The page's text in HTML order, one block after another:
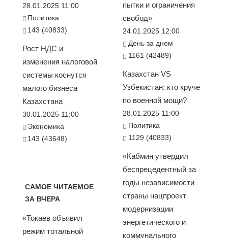
28.01.2025 11:00
Политика
143 (40833)
Рост НДС и
изменения налоговой
системы коснутся
малого бизнеса
Казахстана
30.01.2025 11:00
Экономика
143 (43648)
САМОЕ ЧИТАЕМОЕ
ЗА ВЧЕРА
«Токаев объявил
режим тотальной
пытки и ограничения
свобод»
24.01.2025 12:00
День за днем
1161 (42489)
Казахстан VS
Узбекистан: кто круче
по военной мощи?
28.01.2025 11:00
Политика
1129 (40833)
«Кабмин утвердил
беспрецедентный за
годы независимости
страны нацпроект
модернизации
энергетического и
коммунального